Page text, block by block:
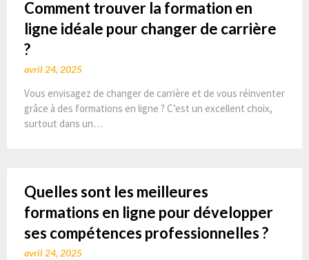
Comment trouver la formation en
ligne idéale pour changer de carrière
?
avril 24, 2025
Vous envisagez de changer de carrière et de vous réinventer
grâce à des formations en ligne ? C’est un excellent choix,
surtout dans un…
Quelles sont les meilleures
formations en ligne pour développer
ses compétences professionnelles ?
avril 24, 2025